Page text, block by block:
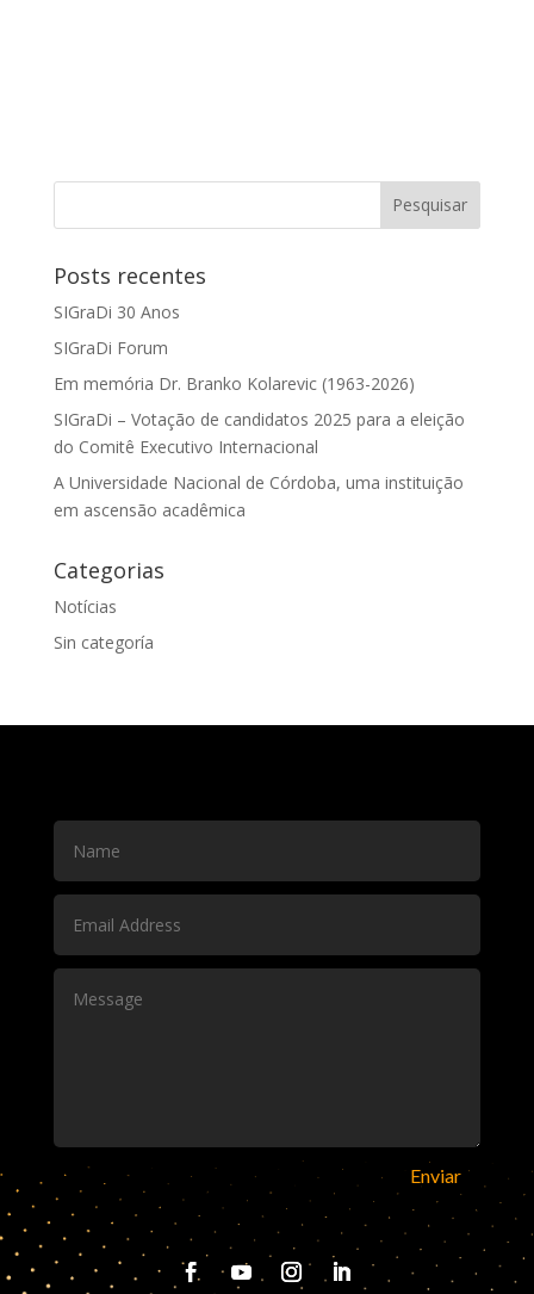
Posts recentes
SIGraDi 30 Anos
SIGraDi Forum
Em memória Dr. Branko Kolarevic (1963-2026)
SIGraDi – Votação de candidatos 2025 para a eleição
do Comitê Executivo Internacional
A Universidade Nacional de Córdoba, uma instituição
em ascensão acadêmica
Categorias
Notícias
Sin categoría
Enviar